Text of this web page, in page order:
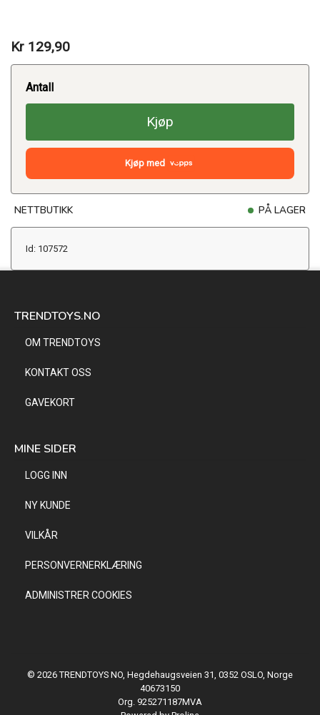
Kr 129,90
Antall
Kjøp
Kjøp med
NETTBUTIKK PÅ LAGER
Id: 107572
TRENDTOYS.NO
OM TRENDTOYS
KONTAKT OSS
GAVEKORT
MINE SIDER
LOGG INN
NY KUNDE
VILKÅR
PERSONVERNERKLÆRING
ADMINISTRER COOKIES
© 2026 TRENDTOYS NO, Hegdehaugsveien 31, 0352 OSLO, Norge
40673150
Org. 925271187MVA